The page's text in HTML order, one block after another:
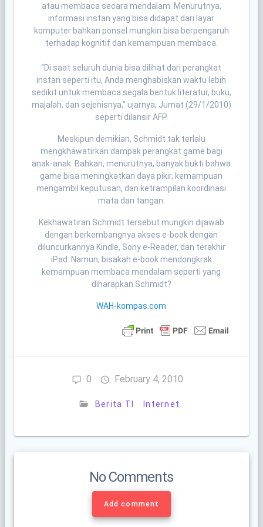
atau membaca secara mendalam. Menurutnya,
informasi instan yang bisa didapat dari layar
komputer bahkan ponsel mungkin bisa berpengaruh
terhadap kognitif dan kemampuan membaca.
“Di saat seluruh dunia bisa dilihat dari perangkat
instan seperti itu, Anda menghabiskan waktu lebih
sedikit untuk membaca segala bentuk literatur, buku,
majalah, dan sejenisnya,” ujarnya, Jumat (29/1/2010)
seperti dilansir AFP.
Meskipun demikian, Schmidt tak terlalu
mengkhawatirkan dampak perangkat game bagi
anak-anak. Bahkan, menurutnya, banyak bukti bahwa
game bisa meningkatkan daya pikir, kemampuan
mengambil keputusan, dan ketrampilan koordinasi
mata dan tangan.
Kekhawatiran Schmidt tersebut mungkin dijawab
dengan berkembangnya akses e-book dengan
diluncurkannya Kindle, Sony e-Reader, dan terakhir
iPad. Namun, bisakah e-book mendongkrak
kemampuan membaca mendalam seperti yang
diharapkan Schmidt?
WAH-kompas.com
0 February 4, 2010
Berita TI Internet
No Comments
Add comment